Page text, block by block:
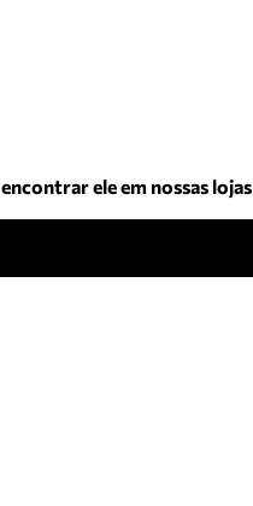
encontrar ele em nossas lojas